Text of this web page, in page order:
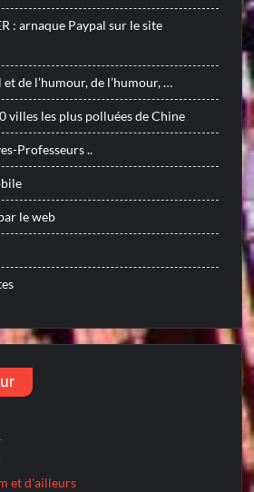
: arnaque Paypal sur le site
de l’humour, de l’humour, …
villes les plus polluées de Chine
Professeurs ..
le web
et d'ailleurs